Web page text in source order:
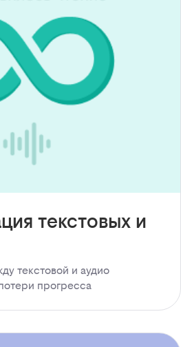
текстовых и
текстовой и аудио
прогресса